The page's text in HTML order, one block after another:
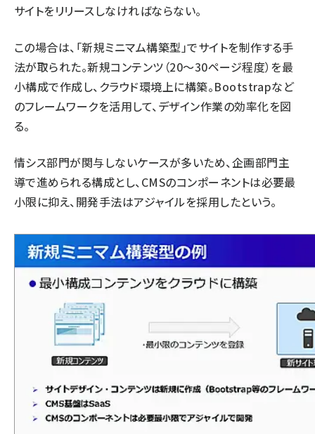
サイトをリリースしなければならない。
この場合は、「新規ミニマム構築型」でサイトを制作する手
法が取られた。新規コンテンツ（20～30ページ程度）を最
小構成で作成し、クラウド環境上に構築。Bootstrapなど
のフレームワークを活用して、デザイン作業の効率化を図
る。
情シス部門が関与しないケースが多いため、企画部門主
導で進められる構成とし、CMSのコンポーネントは必要最
小限に抑え、開発手法はアジャイルを採用したという。